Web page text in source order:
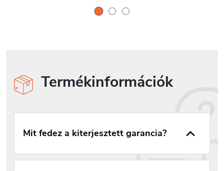
Termékinformációk
Mit fedez a kiterjesztett garancia?